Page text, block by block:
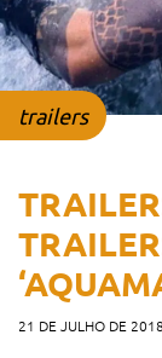
trailers
21 DE JULHO DE 2018